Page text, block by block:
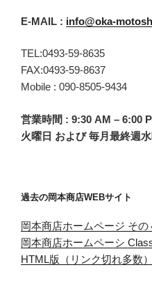
E-MAIL : info@oka-
TEL:0493-59-8635
FAX:0493-59-8637
Mobile : 090-8505-9434
営業時間 : 9:30 AM – 6:00
火曜日 および 毎月最終週
過去の岡本商店WEBサイト
岡本商店ホームページ その
岡本商店ホームペーシ
HTML版（リンク切れ多数）